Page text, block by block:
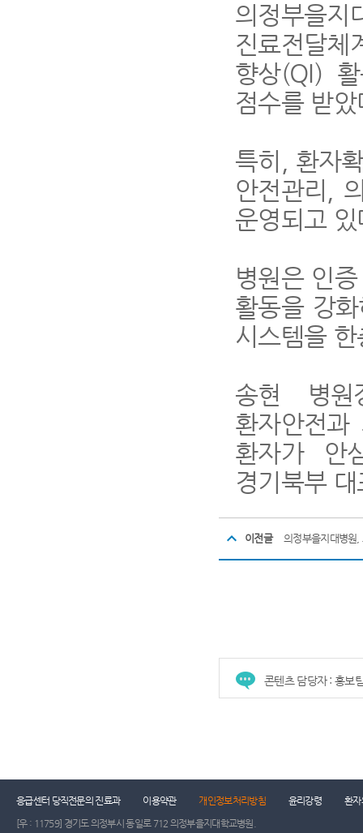
의정부을
진료전달
향상(QI)
점수를 받았
특히 , 환자
안전관리 ,
운영되고
병원은 인
활동을 강
시스템을
송현 병
환자안전
환자가 안
경기북부
이전글 의정부을지대병원
콘텐츠 담당자 : 홍보
응급센터 당직전문의 진료과 이용약관 개인정보처리방침 윤리강령
환자
[우 : 11759] 경기도 의정부시 동일로 712 의정부을지대학교병원.